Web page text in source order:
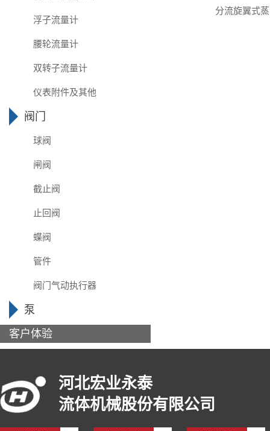
浮子流量计
腰轮流量计
双转子流量计
仪表附件及其他
阀门
球阀
闸阀
截止阀
止回阀
蝶阀
管件
阀门气动执行器
泵
客户体验
分流旋翼式
河北宏业永泰
流体机械股份有限公司